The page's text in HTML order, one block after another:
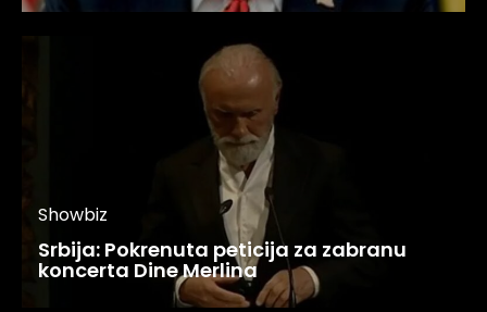
Showbiz
Srbija: Pokrenuta peticija za zabranu
koncerta Dine Merlina